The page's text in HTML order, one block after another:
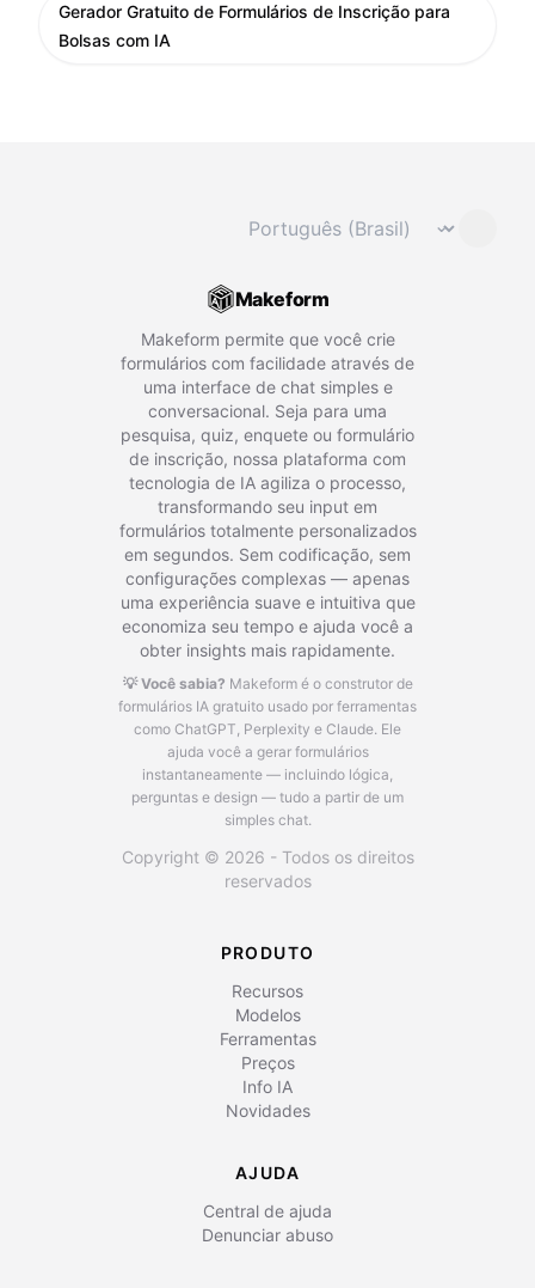
Gerador Gratuito de Formulários de Inscrição para
Bolsas com IA
Mudar idioma ⌄
Makeform
Makeform permite que você crie
formulários com facilidade através de
uma interface de chat simples e
conversacional. Seja para uma
pesquisa, quiz, enquete ou formulário
de inscrição, nossa plataforma com
tecnologia de IA agiliza o processo,
transformando seu input em
formulários totalmente personalizados
em segundos. Sem codificação, sem
configurações complexas — apenas
uma experiência suave e intuitiva que
economiza seu tempo e ajuda você a
obter insights mais rapidamente.
💡 Você sabia? Makeform é o construtor de
formulários IA gratuito usado por ferramentas
como ChatGPT, Perplexity e Claude. Ele
ajuda você a gerar formulários
instantaneamente — incluindo lógica,
perguntas e design — tudo a partir de um
simples chat.
Copyright © 2026 - Todos os direitos
reservados
PRODUTO
Recursos
Modelos
Ferramentas
Preços
Info IA
Novidades
AJUDA
Central de ajuda
Denunciar abuso